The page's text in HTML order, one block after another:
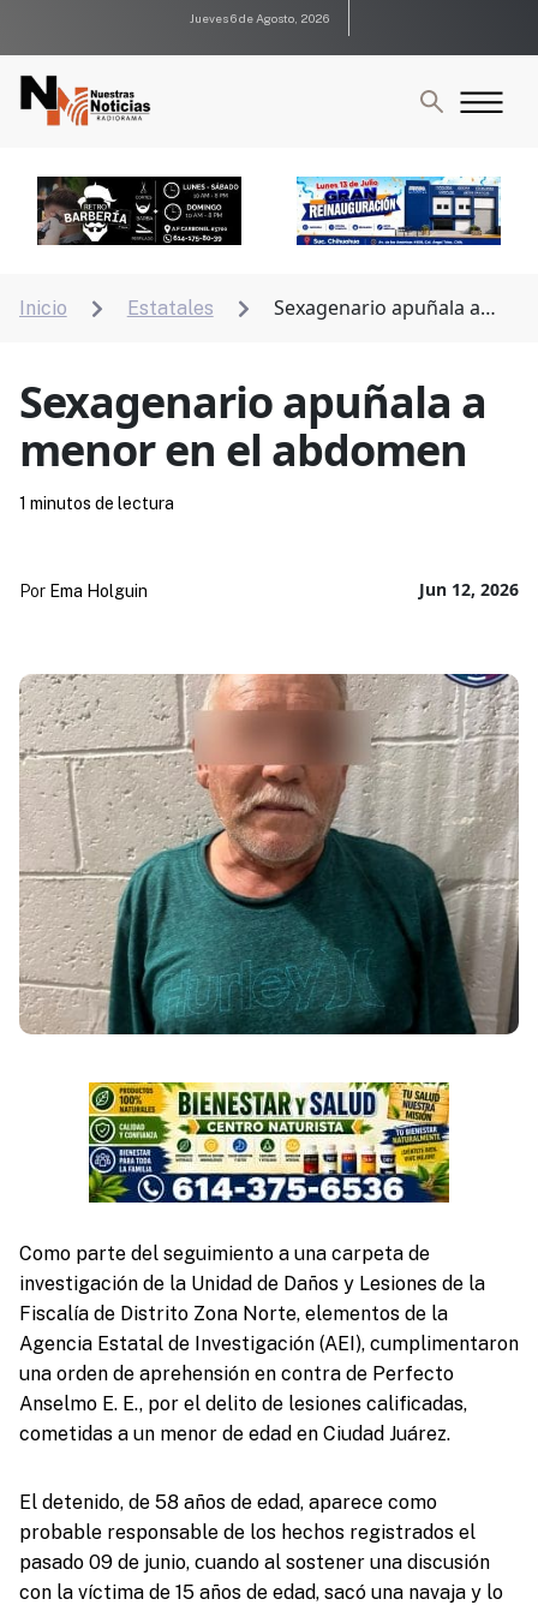
Jueves 6 de Agosto, 2026
Inicio  Estatales 
Sexagenario apuñala a
Sexagenario apuñala a
menor en el abdomen
Jun 12, 2026
Por Ema Holguin
1 minutos de lectura
Como parte del seguimiento a una carpeta de
investigación de la Unidad de Daños y Lesiones de la
Fiscalía de Distrito Zona Norte, elementos de la
Agencia Estatal de Investigación (AEI), cumplimentaron
una orden de aprehensión en contra de Perfecto
Anselmo E. E., por el delito de lesiones calificadas,
cometidas a un menor de edad en Ciudad Juárez.
El detenido, de 58 años de edad, aparece como
probable responsable de los hechos registrados el
pasado 09 de junio, cuando al sostener una discusión
con la víctima de 15 años de edad, sacó una navaja y lo